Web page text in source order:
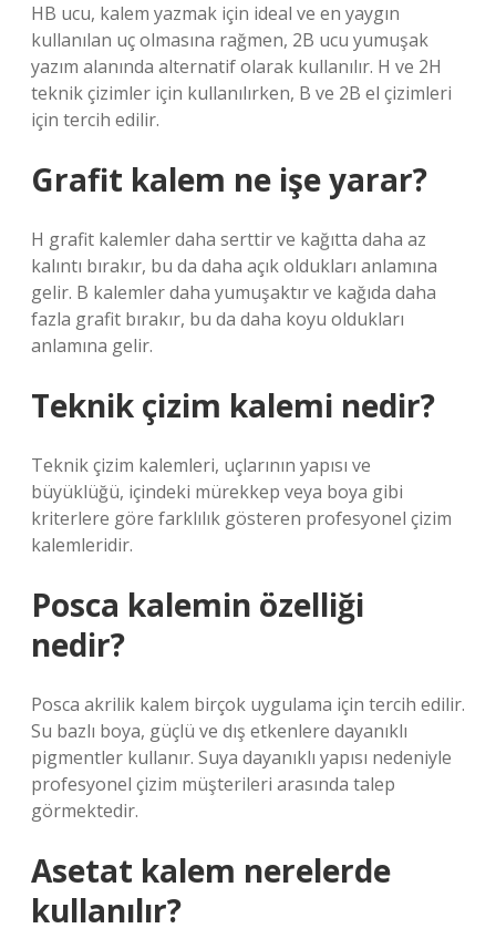
HB ucu, kalem yazmak için ideal ve en yaygın
kullanılan uç olmasına rağmen, 2B ucu yumuşak
yazım alanında alternatif olarak kullanılır. H ve 2H
teknik çizimler için kullanılırken, B ve 2B el çizimleri
için tercih edilir.
Grafit kalem ne işe yarar?
H grafit kalemler daha serttir ve kağıtta daha az
kalıntı bırakır, bu da daha açık oldukları anlamına
gelir. B kalemler daha yumuşaktır ve kağıda daha
fazla grafit bırakır, bu da daha koyu oldukları
anlamına gelir.
Teknik çizim kalemi nedir?
Teknik çizim kalemleri, uçlarının yapısı ve
büyüklüğü, içindeki mürekkep veya boya gibi
kriterlere göre farklılık gösteren profesyonel çizim
kalemleridir.
Posca kalemin özelliği
nedir?
Posca akrilik kalem birçok uygulama için tercih edilir.
Su bazlı boya, güçlü ve dış etkenlere dayanıklı
pigmentler kullanır. Suya dayanıklı yapısı nedeniyle
profesyonel çizim müşterileri arasında talep
görmektedir.
Asetat kalem nerelerde
kullanılır?